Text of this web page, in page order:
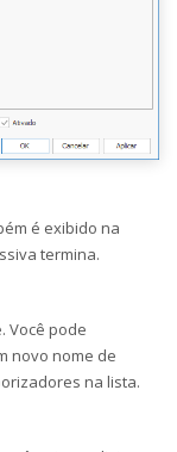
é exibido na
termina.
Você pode
novo nome de
na lista.